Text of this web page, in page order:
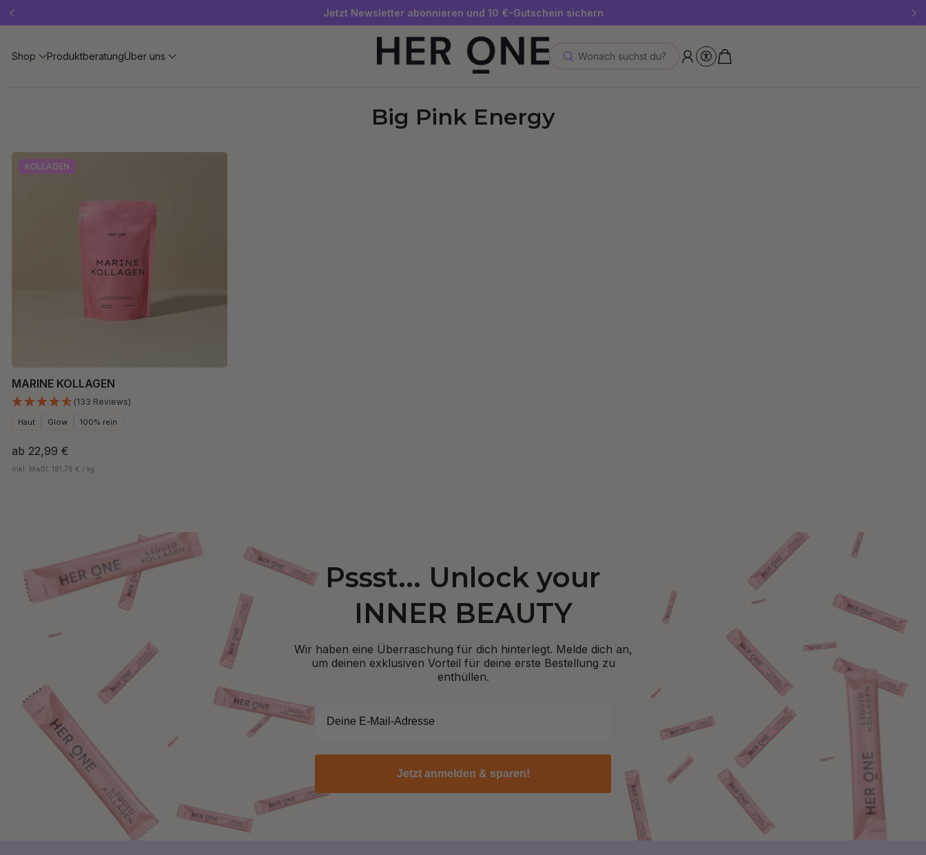
Gratis SLEEP WELL ab 69 € MBW - nur solange der Vorrat reicht!
Jetzt Newsletter abonnieren und 10 €-Gutschein sichern
Bis zu 30 % sparen mit unseren Spar-Abos
Shop ProduktberatungÜber uns Wonach suchst du?
Big Pink Energy
KOLLAGEN
MARINE KOLLAGEN
(133 Reviews)
Haut Glow 100% rein
ab 22,99 €
inkl. MwSt. 181,76 € / kg
Pssst... Unlock your
INNER BEAUTY
Wir haben eine Überraschung für dich hinterlegt. Melde dich an,
um deinen exklusiven Vorteil für deine erste Bestellung zu
enthüllen.
Jetzt anmelden & sparen!